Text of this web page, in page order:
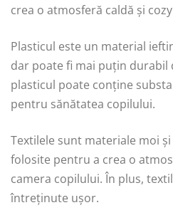
crea o atmosferă caldă și
Plasticul este un material
dar poate fi mai puțin durabil
plasticul poate conține
pentru sănătatea copilului.
Textilele sunt materiale moi
folosite pentru a crea o
camera copilului. În plus,
întreținute ușor.